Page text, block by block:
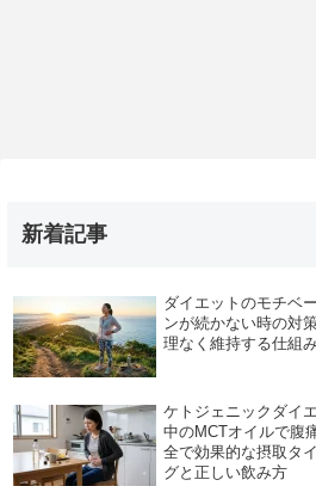
新着記事
ダイエットのモチベ
ンが続かない時の対
理なく維持する仕組
ケトジェニックダイ
中のMCTオイルで腹
全で効果的な摂取タ
グと正しい飲み方